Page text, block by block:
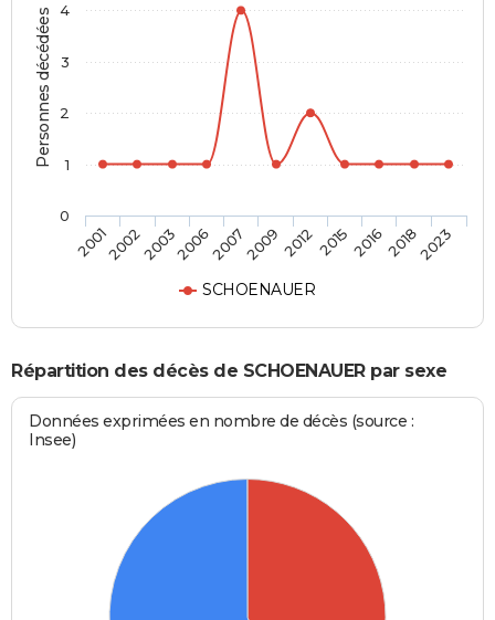
Personnes décédées
SCHOENAUER
20012002200320062007200920122015201620182023
0
1
2
3
4
Répartition des décès de SCHOENAUER par sexe
Données exprimées en nombre de décès (source :
Insee)